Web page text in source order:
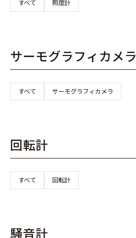
すべて 照度計
サーモグラフィカメラ
すべて サーモグラフィカメラ
回転計
すべて 回転計
騒音計